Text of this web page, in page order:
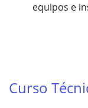
equipos e
Curso